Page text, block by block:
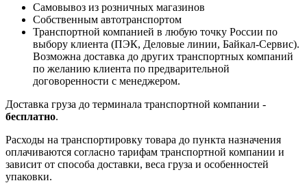
Самовывоз из розничных магазинов
Собственным автотранспортом
Транспортной компанией в любую точку России по
выбору клиента (ПЭК, Деловые линии, Байкал-Сервис).
Возможна доставка до других транспортных компаний
по желанию клиента по предварительной
договоренности с менеджером.
Доставка груза до терминала транспортной компании -
бесплатно.
Расходы на транспортировку товара до пункта назначения
оплачиваются согласно тарифам транспортной компании и
зависит от способа доставки, веса груза и особенностей
упаковки.